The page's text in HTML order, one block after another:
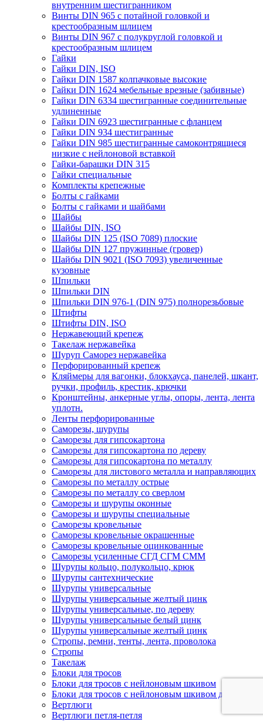
внутренним шестигранником
Винты DIN 965 с потайной головкой и
крестообразным шлицем
Винты DIN 967 с полукруглой головкой и
крестообразным шлицем
Гайки
Гайки DIN, ISO
Гайки DIN 1587 колпачковые высокие
Гайки DIN 1624 мебельные врезные (забивные)
Гайки DIN 6334 шестигранные соединительные
удлиненные
Гайки DIN 6923 шестигранные с фланцем
Гайки DIN 934 шестигранные
Гайки DIN 985 шестигранные самоконтрящиеся
низкие с нейлоновой вставкой
Гайки-барашки DIN 315
Гайки специальные
Комплекты крепежные
Болты с гайками
Болты с гайками и шайбами
Шайбы
Шайбы DIN, ISO
Шайбы DIN 125 (ISO 7089) плоские
Шайбы DIN 127 пружинные (гровер)
Шайбы DIN 9021 (ISO 7093) увеличенные
кузовные
Шпильки
Шпильки DIN
Шпильки DIN 976-1 (DIN 975) полнорезьбовые
Штифты
Штифты DIN, ISO
Нержавеющий крепеж
Такелаж нержавейка
Шуруп Саморез нержавейка
Перфорированный крепеж
Кляймеры для вагонки, блокхауса, панелей, шкант,
ручки, профиль, крестик, крючки
Кронштейны, анкерные углы, опоры, лента, лента
уплотн.
Ленты перфорированные
Саморезы, шурупы
Саморезы для гипсокартона
Саморезы для гипсокартона по дереву
Саморезы для гипсокартона по металлу
Саморезы для листового металла и направляющих
Саморезы по металлу острые
Саморезы по металлу со сверлом
Саморезы и шурупы оконные
Саморезы и шурупы специальные
Саморезы кровельные
Саморезы кровельные окрашенные
Саморезы кровельные оцинкованные
Саморезы усиленные СГД СГМ СММ
Шурупы кольцо, полукольцо, крюк
Шурупы сантехнические
Шурупы универсальные
Шурупы универсальные желтый цинк
Шурупы универсальные, по дереву
Шурупы универсальные белый цинк
Шурупы универсальные желтый цинк
Стропы, ремни, тенты, лента, проволока
Стропы
Такелаж
Блоки для тросов
Блоки для тросов с нейлоновым шкивом
Блоки для тросов с нейлоновым шкивом двойные
Вертлюги
Вертлюги петля-петля